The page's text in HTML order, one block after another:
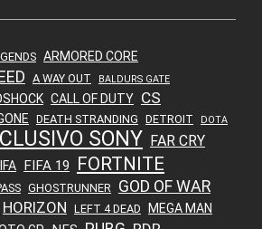
ARMORED CORE
A WAY OUT BALDURS GATE
CALL OF DUTY CS
DEATH STRANDING DETROIT DOTA
SONY FAR CRY
FIFA 19 FORTNITE
GHOSTRUNNER GOD OF WAR
HORIZON LEFT 4 DEAD MEGA MAN